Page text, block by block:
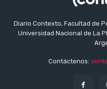
Diario Contexto, Facultad de
Universidad Nacional de La
Contáctenos: